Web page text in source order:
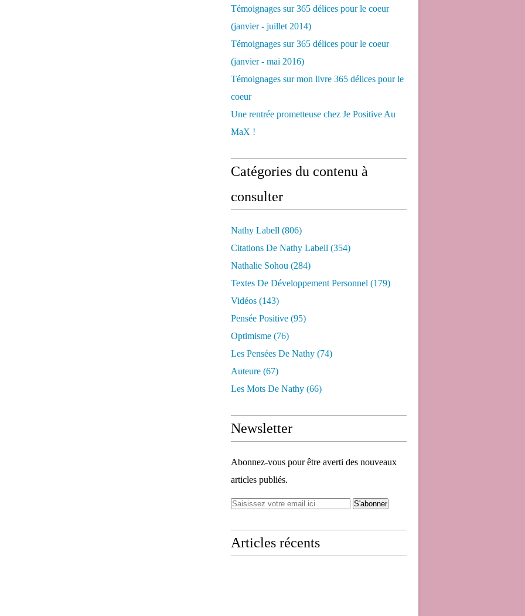
Témoignages sur 365 délices pour le coeur
(janvier - juillet 2014)
Témoignages sur 365 délices pour le coeur
(janvier - mai 2016)
Témoignages sur mon livre 365 délices pour le
coeur
Une rentrée prometteuse chez Je Positive Au
MaX !
Catégories du contenu à
consulter
Nathy Labell (806)
Citations De Nathy Labell (354)
Nathalie Sohou (284)
Textes De Développement Personnel (179)
Vidéos (143)
Pensée Positive (95)
Optimisme (76)
Les Pensées De Nathy (74)
Auteure (67)
Les Mots De Nathy (66)
Newsletter
Abonnez-vous pour être averti des nouveaux
articles publiés.
Articles récents